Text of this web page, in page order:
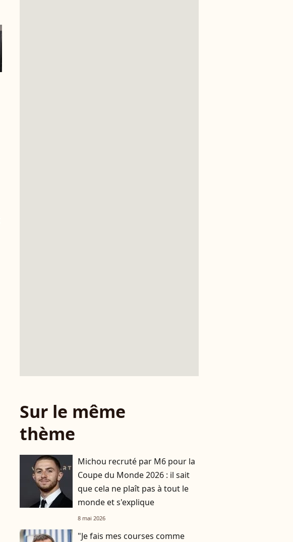
Sur le même
thème
Michou recruté par M6 pour la
Coupe du Monde 2026 : il sait
que cela ne plaît pas à tout le
monde et s'explique
8 mai 2026
"Je fais mes courses comme